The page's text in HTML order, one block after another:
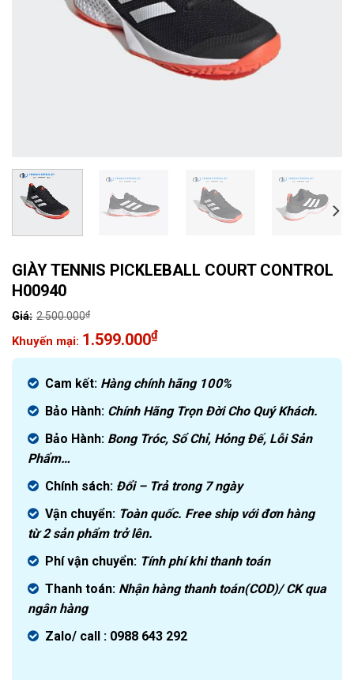
GIÀY TENNIS PICKLEBALL COURT CONTROL
H00940
2.500.000₫
Giá
gốc
là:
2.500.000₫.
1.599.000₫
Giá
hiện
tại
là:
1.599.000₫.
Cam kết: Hàng chính hãng 100%
Bảo Hành: Chính Hãng Trọn Đời Cho Quý Khách.
Bảo Hành: Bong Tróc, Sổ Chỉ, Hỏng Đế, Lỗi Sản
Phẩm…
Chính sách: Đổi – Trả trong 7 ngày
Vận chuyển: Toàn quốc. Free ship với đơn hàng
từ 2 sản phẩm trở lên.
Phí vận chuyển: Tính phí khi thanh toán
Thanh toán: Nhận hàng thanh toán(COD)/ CK qua
ngân hàng
Zalo/ call : 0988 643 292